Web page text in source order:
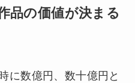
品の価値が決まる
に数億円、数十億円と